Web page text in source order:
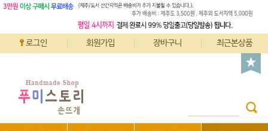
로그인 회원가입 장바구니 최근본상품